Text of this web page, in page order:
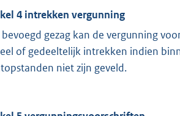
4 intrekken vergunning
gezag kan de vergunning
of gedeeltelijk intrekken indien
niet zijn geveld.